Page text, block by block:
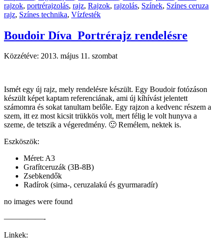
rajzok, portrérajzolás, rajz, Rajzok, rajzolás, Színek, Színes ceruza
rajz, Színes technika, Vízfesték
Boudoir Díva_Portrérajz rendelésre
Közzétéve: 2013. május 11. szombat
Ismét egy új rajz, mely rendelésre készült. Egy Boudoir fotózáson
készült képet kaptam referenciának, ami új kíhívást jelentett
számomra és sokat tanultam belőle. Egy rajzon a kedvenc részem a
szem, itt ez most kicsit trükkös volt, mert félig le volt hunyva a
szeme, de tetszik a végeredmény. 🙂 Remélem, nektek is.
Eszköszök:
Méret: A3
Grafítceruzák (3B-8B)
Zsebkendők
Radírok (sima-, ceruzalakú és gyurmaradír)
no images were found
—————-
Linkek: